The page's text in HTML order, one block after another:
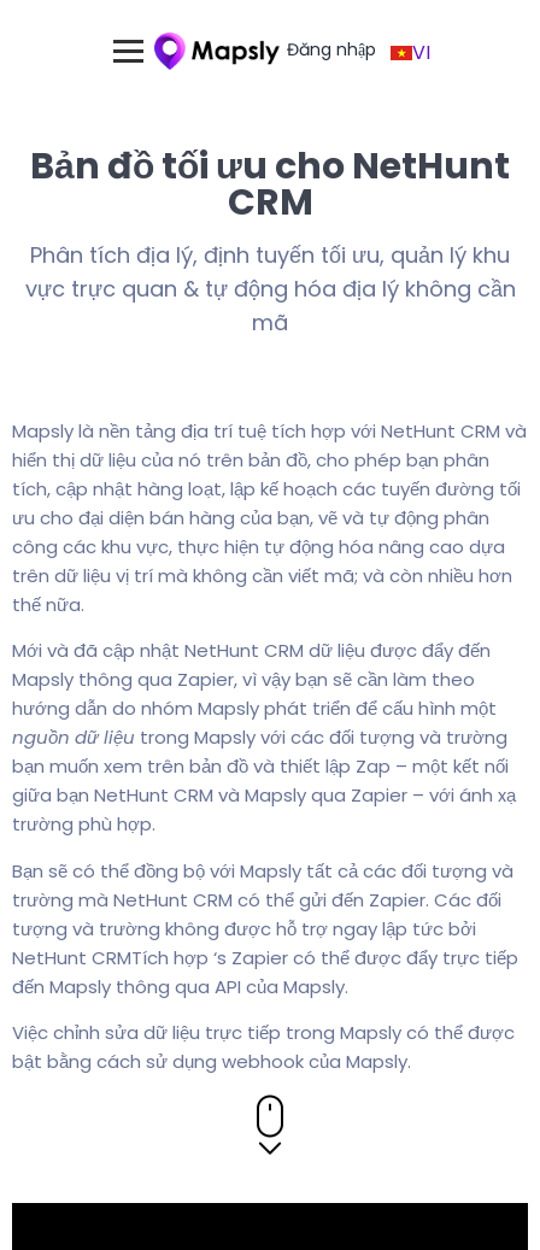
Đăng nhập VI
Bản đồ tối ưu cho NetHunt
CRM
Phân tích địa lý, định tuyến tối ưu, quản lý khu
vực trực quan & tự động hóa địa lý không cần
mã
Mapsly là nền tảng địa trí tuệ tích hợp với NetHunt CRM và
hiển thị dữ liệu của nó trên bản đồ, cho phép bạn phân
tích, cập nhật hàng loạt, lập kế hoạch các tuyến đường tối
ưu cho đại diện bán hàng của bạn, vẽ và tự động phân
công các khu vực, thực hiện tự động hóa nâng cao dựa
trên dữ liệu vị trí mà không cần viết mã; và còn nhiều hơn
thế nữa.
Mới và đã cập nhật NetHunt CRM dữ liệu được đẩy đến
Mapsly thông qua Zapier, vì vậy bạn sẽ cần làm theo
hướng dẫn do nhóm Mapsly phát triển để cấu hình một
nguồn dữ liệu trong Mapsly với các đối tượng và trường
bạn muốn xem trên bản đồ và thiết lập Zap – một kết nối
giữa bạn NetHunt CRM và Mapsly qua Zapier – với ánh xạ
trường phù hợp.
Bạn sẽ có thể đồng bộ với Mapsly tất cả các đối tượng và
trường mà NetHunt CRM có thể gửi đến Zapier. Các đối
tượng và trường không được hỗ trợ ngay lập tức bởi
NetHunt CRMTích hợp ‘s Zapier có thể được đẩy trực tiếp
đến Mapsly thông qua API của Mapsly.
Việc chỉnh sửa dữ liệu trực tiếp trong Mapsly có thể được
bật bằng cách sử dụng webhook của Mapsly.